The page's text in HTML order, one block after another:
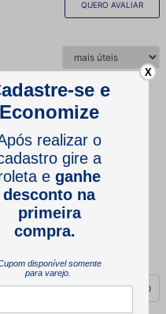
QUERO AVALIAR
0 0
X